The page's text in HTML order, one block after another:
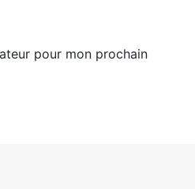
pour mon prochain